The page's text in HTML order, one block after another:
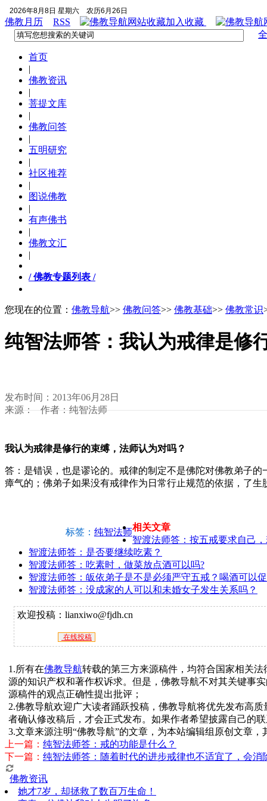
2026年8月8日 星期六 农历6月26日
佛教月历 RSS
加入收藏
首页
|
佛教资讯
|
菩提文库
|
佛教问答
|
五明研究
|
社区推荐
|
图说佛教
|
有声佛书
|
佛教文汇
|
/ 佛教专题列表 /
您现在的位置： 佛教导航>> 佛教问答>> 佛教基础>> 佛教常识
纯智法师答：我认为戒律是修
发布时间：2013年06月28日
来源： 作者：纯智法师
我认为戒律是修行的束缚，法师认为对吗？
答：是错误，也是谬论的。戒律的制定不是佛陀对佛教弟子
瘴气的；佛弟子如果没有戒律作为日常行止规范的依据，了生
标签： 纯智法师相关文章
智渡法师答：按五戒要求自己
智渡法师答：是否要继续吃素？
智渡法师答：吃素时，做菜放点酒可以吗?
智渡法师答：皈依弟子是不是必须严守五戒？喝酒可以
智渡法师答：没成家的人可以和未婚女子发生关系吗？
欢迎投稿：lianxiwo@fjdh.cn
在线投稿
1.所有在佛教导航转载的第三方来源稿件，均符合国家相关法
源的知识产权和著作权诉求。但是，佛教导航不对其关键事
源稿件的观点正确性提出批评；
2.佛教导航欢迎广大读者踊跃投稿，佛教导航将优先发布高
者确认修改稿后，才会正式发布。如果作者希望披露自己的
3.文章来源注明“佛教导航”的文章，为本站编辑组原创文章
上一篇： 纯智法师答：戒的功能是什么？
下一篇： 纯智法师答：随着时代的进步戒律也不适宜了，会消
佛教资讯
她才7岁，却拯救了数百万生命！